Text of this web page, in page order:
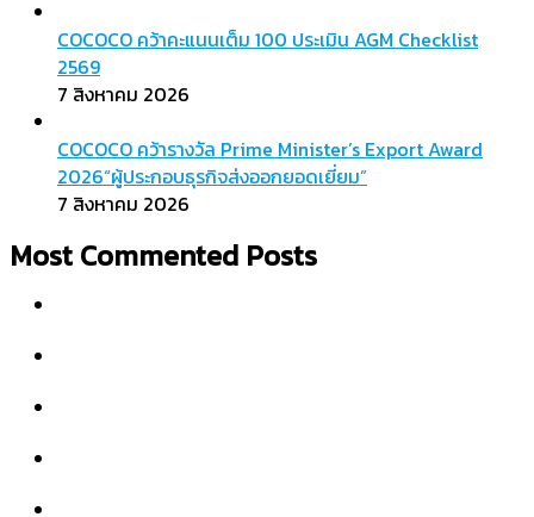
COCOCO คว้าคะแนนเต็ม 100 ประเมิน AGM Checklist
2569
7 สิงหาคม 2026
COCOCO คว้ารางวัล Prime Minister’s Export Award
2026“ผู้ประกอบธุรกิจส่งออกยอดเยี่ยม”
7 สิงหาคม 2026
Most Commented Posts